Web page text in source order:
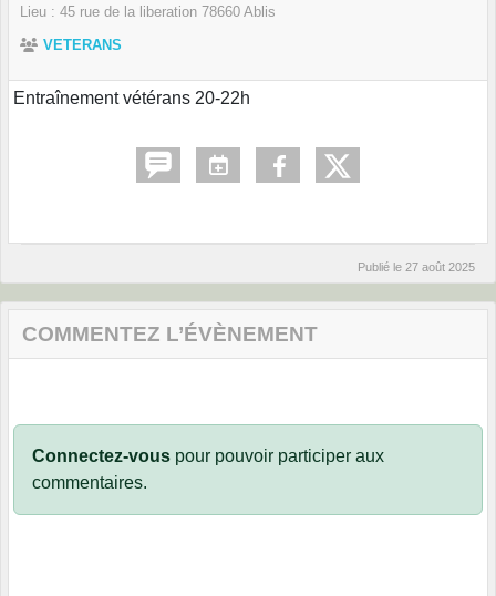
Lieu : 45 rue de la liberation 78660 Ablis
VETERANS
Entraînement vétérans 20-22h
Publié le 27 août 2025
COMMENTEZ L’ÉVÈNEMENT
Connectez-vous pour pouvoir participer aux
commentaires.